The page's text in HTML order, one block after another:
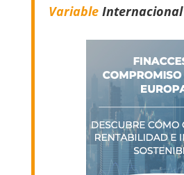
VariableInternacional